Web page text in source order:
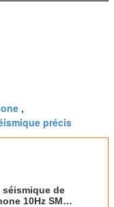
,
précis
de
10Hz SM24